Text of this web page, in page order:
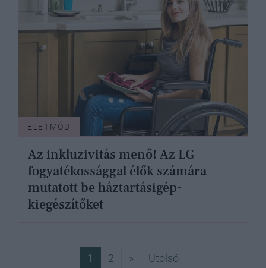
ÉLETMÓD
Az inkluzivitás menő! Az LG
fogyatékossággal élők számára
mutatott be háztartásigép-
kiegészítőket
1 2 » Következő
Utolsó